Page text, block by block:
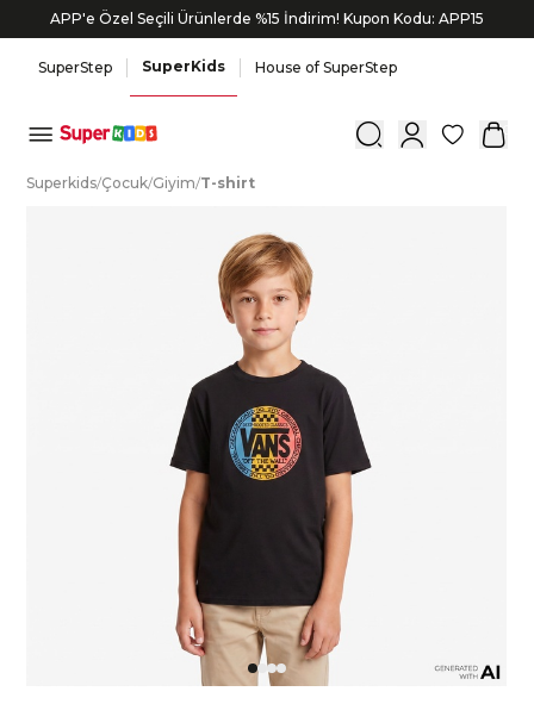
APP'e Özel Seçili Ürünlerde %15 İndirim! Kupon Kodu: APP15
SuperStep SuperKids House of SuperStep
0
Superkids/Çocuk/Giyim/T-shirt